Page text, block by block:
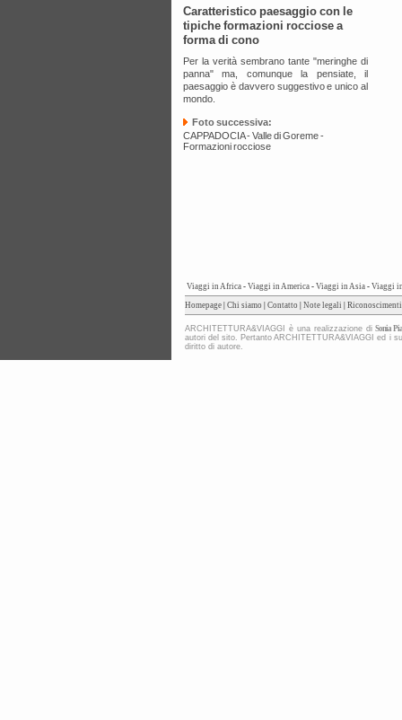
Caratteristico paesaggio con le
tipiche formazioni rocciose a
forma di cono
Per la verità sembrano tante "meringhe di
panna" ma, comunque la pensiate, il
paesaggio è davvero suggestivo e unico al
mondo.
Foto successiva:
CAPPADOCIA - Valle di Goreme -
Formazioni rocciose
Viaggi in Africa - Viaggi in America - Viaggi in Asia - Viaggi
Homepage Chi siamo Contatto Note legali Riconoscimenti
ARCHITETTURA&VIAGGI è una realizzazione diSonia
autori del sito. Pertanto ARCHITETTURA&VIAGGI ed i
diritto di autore.